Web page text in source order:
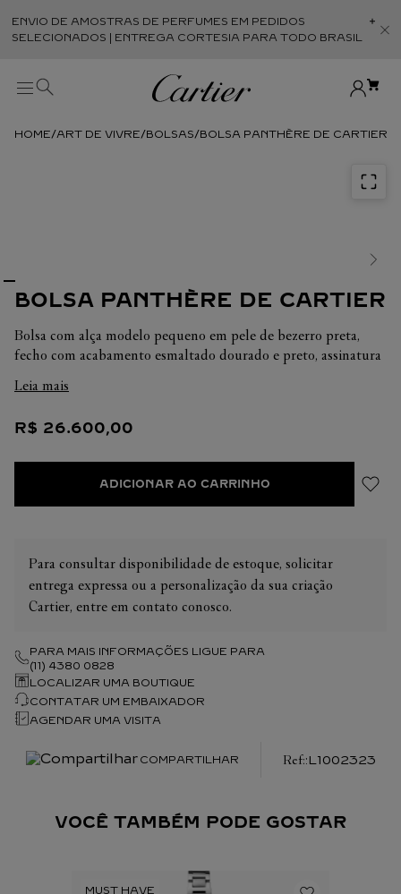
ENVIO DE AMOSTRAS DE PERFUMES EM PEDIDOS
SELECIONADOS | ENTREGA CORTESIA PARA TODO BRASIL
ART DE VIVRE BOLSAS BOLSA PANTHÈRE DE CARTIER
BOLSA PANTHÈRE DE CARTIER
Bolsa com alça modelo pequeno em pele de bezerro preta,
fecho com acabamento esmaltado dourado e preto, assinatura
compartimentos interiores, um bolso plano e um bolso de
parte de trás da mala. Forro: pele de cordeiro preta.
Leia mais
R$ 26.600,00
ADICIONAR AO CARRINHO
Para consultar disponibilidade de estoque, solicitar
entrega expressa ou a personalização da sua criação
Cartier, entre em contato conosco.
PARA MAIS INFORMAÇÕES LIGUE PARA
(11) 4380 0828
LOCALIZAR UMA BOUTIQUE
CONTATAR UM EMBAIXADOR
AGENDAR UMA VISITA
COMPARTILHAR :L1002323
VOCÊ TAMBÉM PODE GOSTAR